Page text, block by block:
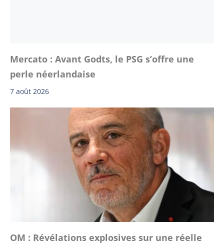
Mercato : Avant Godts, le PSG s’offre une
perle néerlandaise
7 août 2026
OM : Révélations explosives sur une réelle